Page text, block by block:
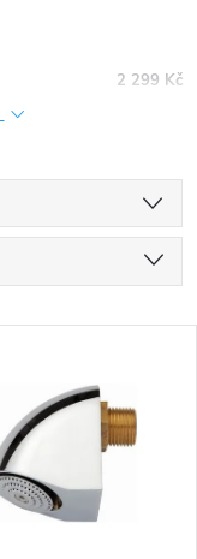
2 299 Kč